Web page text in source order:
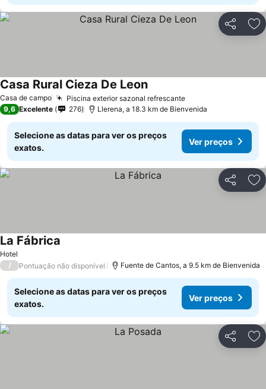
Partilhar
Casa de campo Piscina exterior sazonal refrescanteVer preços
Casa Rural Cieza De LeonVer preços
9,6 Excelente 276 Llerena, a 18.3 km de Bienvenida
Selecione as datas para ver os preços
exatos.
Ver preços
Partilhar
Hotel
La Fábrica
/ Pontuação não disponível Fuente de Cantos, a 9.5 km de Bienvenida
Selecione as datas para ver os preços
exatos.
Ver preços
Partilhar